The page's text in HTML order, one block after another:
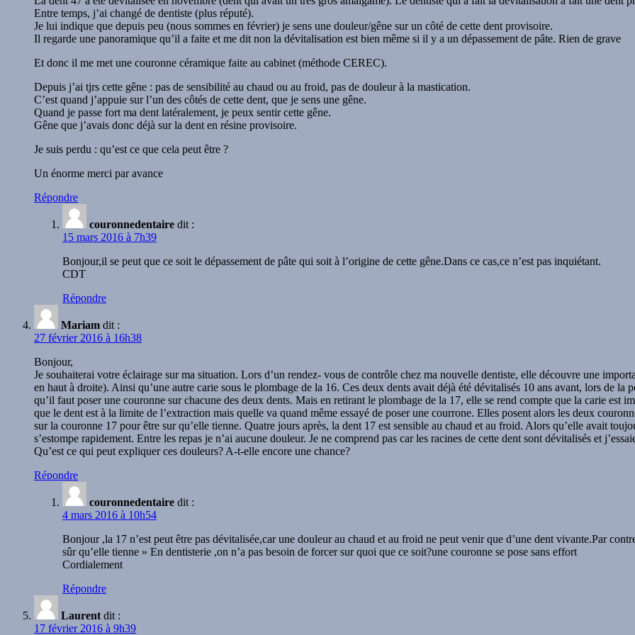
Entre temps, j’ai changé de dentiste (plus réputé).
Je lui indique que depuis peu (nous sommes en février) je sens une douleur/gêne sur un côté de cette dent provisoire.
Il regarde une panoramique qu’il a faite et me dit non la dévitalisation est bien même si il y a un dépassement de pâte. Rien de grave
Et donc il me met une couronne céramique faite au cabinet (méthode CEREC).
Depuis j’ai tjrs cette gêne : pas de sensibilité au chaud ou au froid, pas de douleur à la mastication.
C’est quand j’appuie sur l’un des côtés de cette dent, que je sens une gêne.
Quand je passe fort ma dent latéralement, je peux sentir cette gêne.
Gêne que j’avais donc déjà sur la dent en résine provisoire.
Je suis perdu : qu’est ce que cela peut être ?
Un énorme merci par avance
Répondre
couronnedentaire dit :
15 mars 2016 à 7h39
Bonjour,il se peut que ce soit le dépassement de pâte qui soit à l’origine de cette gêne.Dans ce cas,ce n’est pas inquiétant.
CDT
Répondre
Mariam dit :
27 février 2016 à 16h38
Bonjour,
Je souhaiterai votre éclairage sur ma situation. Lors d’un rendez- vous de contrôle chez ma nouvelle dentiste, elle découvre une
en haut à droite). Ainsi qu’une autre carie sous le plombage de la 16. Ces deux dents avait déjà été dévitalisés 10 ans avant, lors de la
qu’il faut poser une couronne sur chacune des deux dents. Mais en retirant le plombage de la 17, elle se rend compte que la carie est
que le dent est à la limite de l’extraction mais quelle va quand même essayé de poser une courrone. Elles posent alors les deux
sur la couronne 17 pour être sur qu’elle tienne. Quatre jours après, la dent 17 est sensible au chaud et au froid. Alors qu’elle avait
s’estompe rapidement. Entre les repas je n’ai aucune douleur. Je ne comprend pas car les racines de cette dent sont dévitalisés et
Qu’est ce qui peut expliquer ces douleurs? A-t-elle encore une chance?
Répondre
couronnedentaire dit :
4 mars 2016 à 10h54
Bonjour ,la 17 n’est peut être pas dévitalisée,car une douleur au chaud et au froid ne peut venir que d’une dent vivante.Par
sûr qu’elle tienne » En dentisterie ,on n’a pas besoin de forcer sur quoi que ce soit?une couronne se pose sans effort
Cordialement
Répondre
Laurent dit :
17 février 2016 à 9h39